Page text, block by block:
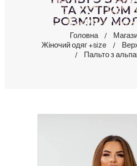
ТА ХУТРОМ
РОЗМІРУ
Головна
Жіночий одяг +size
Пальто з
ПРО НАС
БЛОГ
КОНТАКТИ
КАБІНЕТ